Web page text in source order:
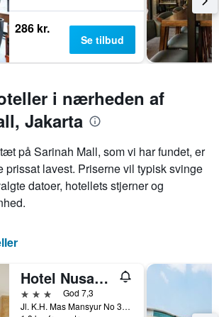
286 kr.
Se tilbud
i nærheden af
Jakarta
på Sarinah Mall, som vi har fundet, er
prissat lavest. Priserne vil typisk svinge
datoer, hotellets stjerner og
Hotel Nusantara Indah Syariah
3 stjernerGod 7,3
Jl. K.H. Mas Mansyur No 36, Tanah Abang, Jakarta, Indonesien